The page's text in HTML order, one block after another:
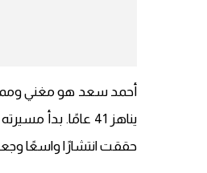
حققت انتشارًا واسعًا